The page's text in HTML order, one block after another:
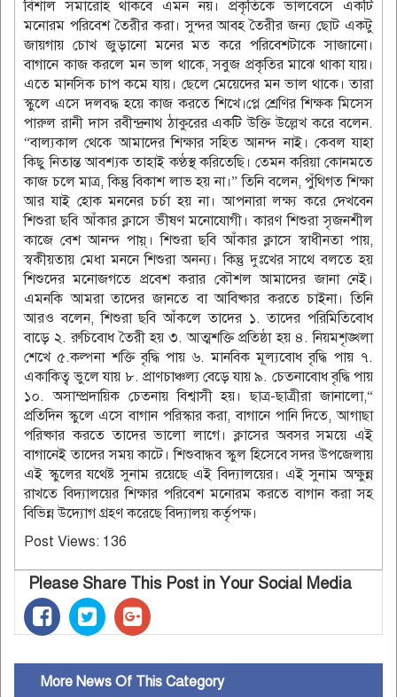
বিশাল সমারোহ থাকবে এমন নয়। প্রকৃতিকে ভালবেসে একটি
মনোরম পরিবেশ তৈরীর করা। সুন্দর আবহ তৈরীর জন্য ছোট একটু
জায়গায় চোখ জুড়ানো মনের মত করে পরিবেশটাকে সাজানো।
বাগানে কাজ করলে মন ভাল থাকে, সবুজ প্রকৃতির মাঝে থাকা যায়।
এতে মানসিক চাপ কমে যায়। ছেলে মেয়েদের মন ভাল থাকে। তারা
স্কুলে এসে দলবদ্ধ হয়ে কাজ করতে শিখে।প্লে শ্রেণির শিক্ষক মিসেস
পারুল রানী দাস রবীন্দ্রনাথ ঠাকুরের একটি উক্তি উল্লেখ করে বলেন.
“বাল্যকাল থেকে আমাদের শিক্ষার সহিত আনন্দ নাই। কেবল যাহা
কিছু নিতান্ত আবশ্যক তাহাই কণ্ঠস্থ করিতেছি। তেমন করিয়া কোনমতে
কাজ চলে মাত্র, কিন্তু বিকাশ লাভ হয় না।” তিনি বলেন, পুঁথিগত শিক্ষা
আর যাই হোক মননের চর্চা হয় না। আপনারা লক্ষ্য করে দেখবেন
শিশুরা ছবি আঁকার ক্লাসে ভীষণ মনোযোগী। কারণ শিশুরা সৃজনশীল
কাজে বেশ আনন্দ পায়্। শিশুরা ছবি আঁকার ক্লাসে স্বাধীনতা পায়,
স্বকীয়তায় মেধা মননে শিশুরা অনন্য। কিন্তু দুঃখের সাথে বলতে হয়
শিশুদের মনোজগতে প্রবেশ করার কৌশল আমাদের জানা নেই।
এমনকি আমরা তাদের জানতে বা আবিষ্কার করতে চাইনা। তিনি
আরও বলেন, শিশুরা ছবি আঁকলে তাদের ১. তাদের পরিমিতিবোধ
বাড়ে ২. রুচিবোধ তৈরী হয় ৩. আত্মশক্তি প্রতিষ্ঠা হয় ৪. নিয়মশৃঙ্খলা
শেখে ৫.কল্পনা শক্তি বৃদ্ধি পায় ৬. মানবিক মূল্যবোধ ‍বৃদ্ধি পায় ৭.
একাকিত্ব ভুলে যায় ৮. প্রাণচাঞ্চল্য বেড়ে যায় ৯. চেতনাবোধ বৃদ্ধি পায়
১০. অসাম্প্রদায়িক চেতনায় বিশ্বাসী হয়। ছাত্র-ছাত্রীরা জানালো,“
প্রতিদিন স্কুলে এসে বাগান পরিস্কার করা, বাগানে পানি দিতে, আগাছা
পরিষ্কার করতে তাদের ভালো লাগে। ক্লাসের অবসর সময়ে এই
বাগানেই তাদের সময় কাটে। শিশুবান্ধব স্কুল হিসেবে সদর উপজেলায়
এই স্কুলের যথেষ্ট সুনাম রয়েছে এই বিদ্যালয়ের। এই সুনাম অক্ষুন্ন
রাখতে বিদ্যালয়ের শিক্ষার পরিবেশ মনোরম করতে বাগান করা সহ
বিভিন্ন উদ্যোগ গ্রহণ করেছে বিদ্যালয় কর্তৃপক্ষ।
Post Views: 136
Please Share This Post in Your Social Media
More News Of This Category